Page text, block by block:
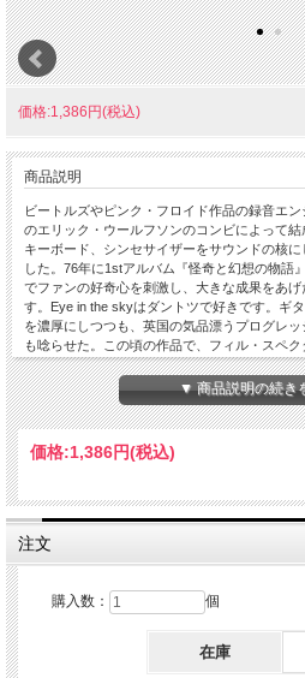
価格:1,386円(税込)
商品説明
ビートルズやピンク・フロイド作品の録音エ
のエリック・ウールフソンのコンビによって結
キーボード、シンセサイザーをサウンドの核
した。76年に1stアルバム『怪奇と幻想の物語
でファンの好奇心を刺激し、大きな成果をあ
す。Eye in the skyはダントツで好きです。ギ
を濃厚にしつつも、英国の気品漂うプログレ
も唸らせた。この頃の作品で、フィル・スペ
Me」（84年）は、大ヒット記録。Alan
Performances A COLLECTION OF
PERFOMANCES. CLIPS: Letｴs Talk about me
answer me Prime Time Standing on a Higher
Days are numbers Nothing lef to lose Sooner
and i Please note: Most of the clips are fan
On the Border: Al Stewart Whithering Heights:
Santiago 1995 90 minutes Live World Liberty
2004 50 minutes TIME 262min RANK A PRO
▼ 商品説明の続き
価格:1,386円(税込)
注文
購入数： 個
在庫